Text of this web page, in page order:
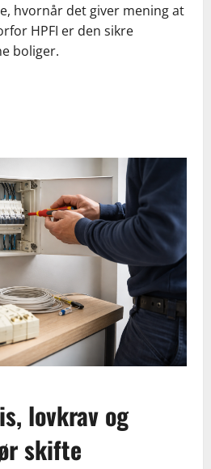
hvornår det giver mening at
HPFI er den sikre
boliger.
lovkrav og
skifte